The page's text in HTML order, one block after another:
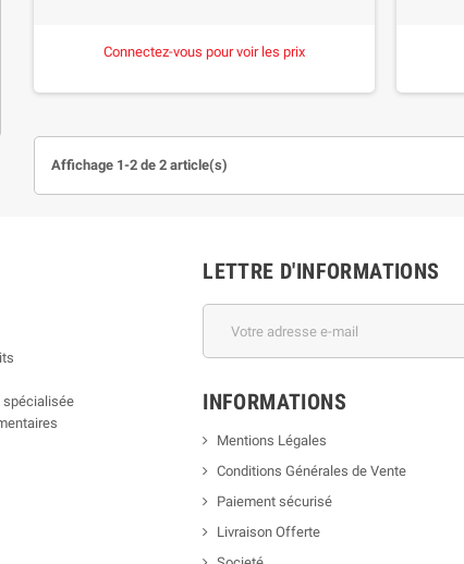
Connectez-vous pour voir les prix
Affichage 1-2 de 2 article(s)
spécialisée
LETTRE D'INFORMATIONS
INFORMATIONS
Mentions Légales
Conditions Générales de Vente
Paiement sécurisé
Livraison Offerte